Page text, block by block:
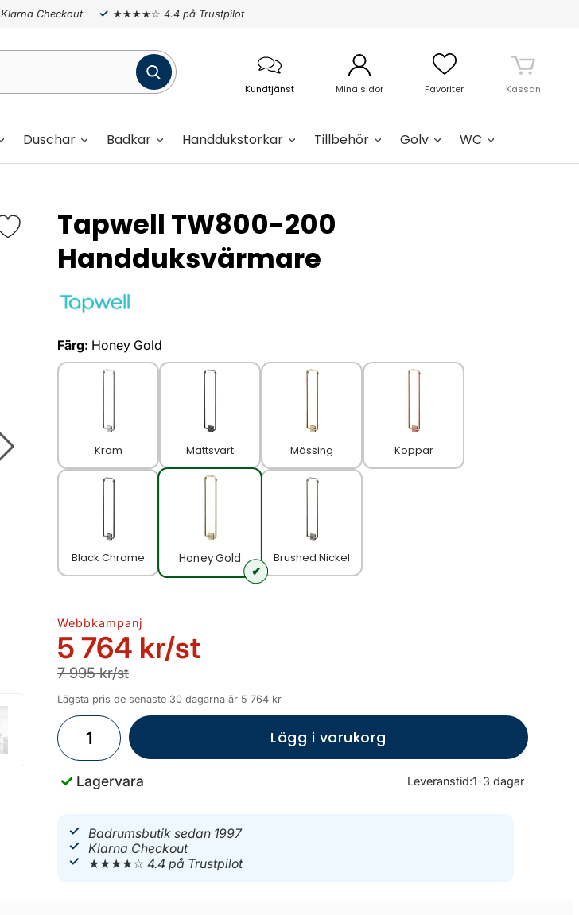
Klarna Checkout ★★★★☆ 4.4 på Trustpilot
Kundtjänst Mina sidor Favoriter Kassan
Duschar Badkar Handdukstorkar Tillbehör Golv WC
Tapwell TW800-200
Handduksvärmare
Färg: Honey Gold
Krom Mattsvart Mässing Koppar
Black Chrome Honey Gold Brushed Nickel
Webbkampanj
5 764 kr/st
7 995 kr/st
Lägsta pris de senaste 30 dagarna är 5 764 kr
Lägg i varukorg
Lagervara Leveranstid:1-3 dagar
Badrumsbutik sedan 1997
Klarna Checkout
★★★★☆4.4 på Trustpilot